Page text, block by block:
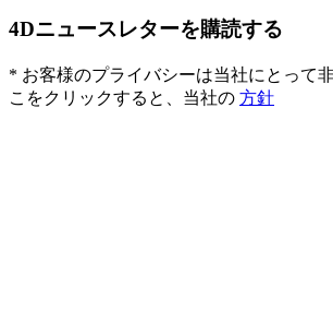
4Dニュースレターを購読する
* お客様のプライバシーは当社にとって
こをクリックすると、当社の 方針